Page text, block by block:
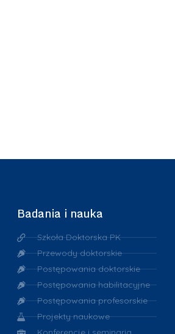
Badania i nauka
Szkoła Doktorska PK
Przewody doktorskie
Postępowania doktorskie
Postępowania habilitacyjne
Postępowania profesorskie
Projekty naukowe